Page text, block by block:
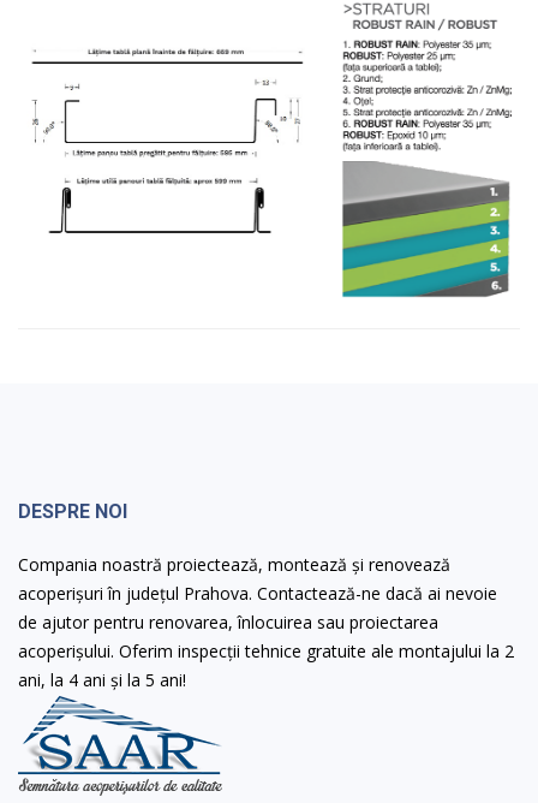
DESPRE NOI
Compania noastră proiectează, montează și renovează
acoperișuri în județul Prahova. Contactează-ne dacă ai nevoie
de ajutor pentru renovarea, înlocuirea sau proiectarea
acoperișului. Oferim inspecții tehnice gratuite ale montajului la 2
ani, la 4 ani și la 5 ani!